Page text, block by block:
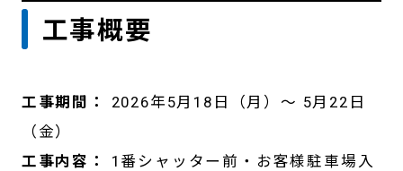
工事概要
工事期間：
2026年5月18日（月）〜 5月22日
（金）
工事内容：
1番シャッター前・お客様駐車場入